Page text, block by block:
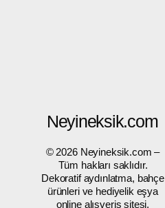
Neyineksik.com
© 2026 Neyineksik.com –
Tüm hakları saklıdır.
Dekoratif aydınlatma, bahçe
ürünleri ve hediyelik eşya
online alışveriş sitesi.